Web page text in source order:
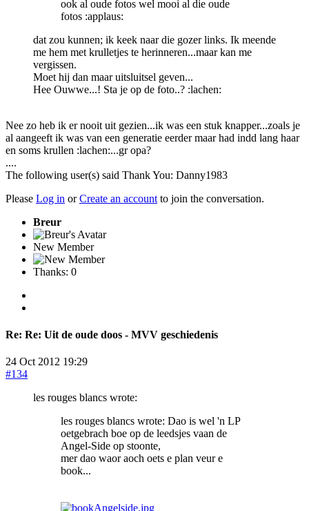
ook al oude fotos wel mooi al die oude
fotos :applaus:
dat zou kunnen; ik keek naar die gozer links. Ik meende
me hem met krulletjes te herinneren...maar kan me
vergissen.
Moet hij dan maar uitsluitsel geven...
Hee Ouwwe...! Sta je op de foto..? :lachen:
Nee zo heb ik er nooit uit gezien...ik was een stuk knapper...zoals je
al aangeeft ik was van een generatie eerder maar had indd lang haar
en soms krullen :lachen:...gr opa?
....
The following user(s) said Thank You: Danny1983
Please Log in orCreate an account to join the conversation.
Breur
New Member
Thanks: 0
Re: Re: Uit de oude doos - MVV geschiedenis
24 Oct 2012 19:29
#134
les rouges blancs wrote:
les rouges blancs wrote: Dao is wel 'n LP
oetgebrach boe op de leedsjes vaan de
Angel-Side op stoonte,
mer dao waor aoch oets e plan veur e
book...